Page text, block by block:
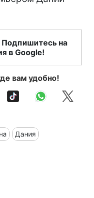
Подпишитесь на
в Google!
вам удобно!
Дания